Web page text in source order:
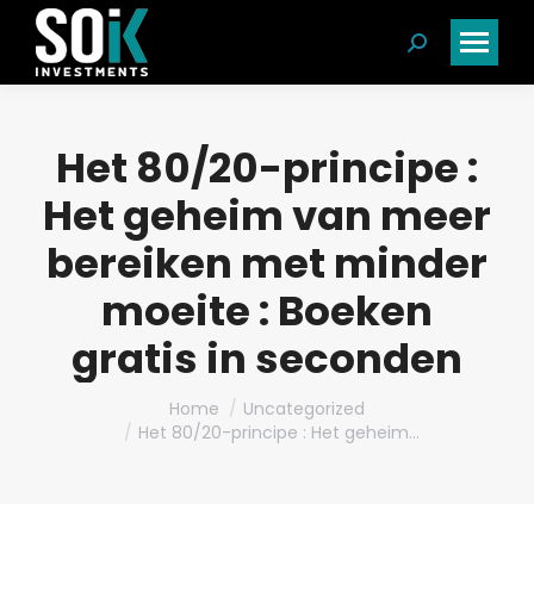
Search:
Het 80/20-principe :
Het geheim van meer
bereiken met minder
moeite : Boeken
gratis in seconden
Home
Uncategorized
Het 80/20-principe : Het geheim…